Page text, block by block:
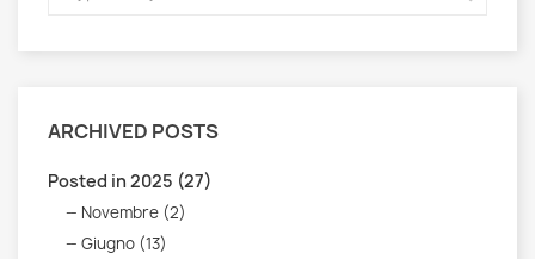
ARCHIVED POSTS
Posted in 2025 (27)
Novembre (2)
Giugno (13)